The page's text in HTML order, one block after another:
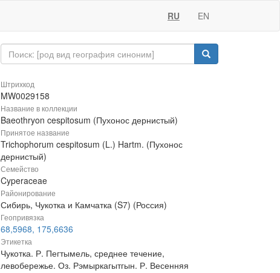
RU EN
Штрихкод
MW0029158
Название в коллекции
Baeothryon cespitosum (Пухонос дернистый)
Принятое название
Trichophorum cespitosum (L.) Hartm. (Пухонос
дернистый)
Семейство
Cyperaceae
Районирование
Сибирь, Чукотка и Камчатка (S7) (Россия)
Геопривязка
68,5968, 175,6636
Этикетка
Чукотка. Р. Пегтымель, среднее течение,
левобережье. Оз. Рэмыркагытгын. Р. Весенняя